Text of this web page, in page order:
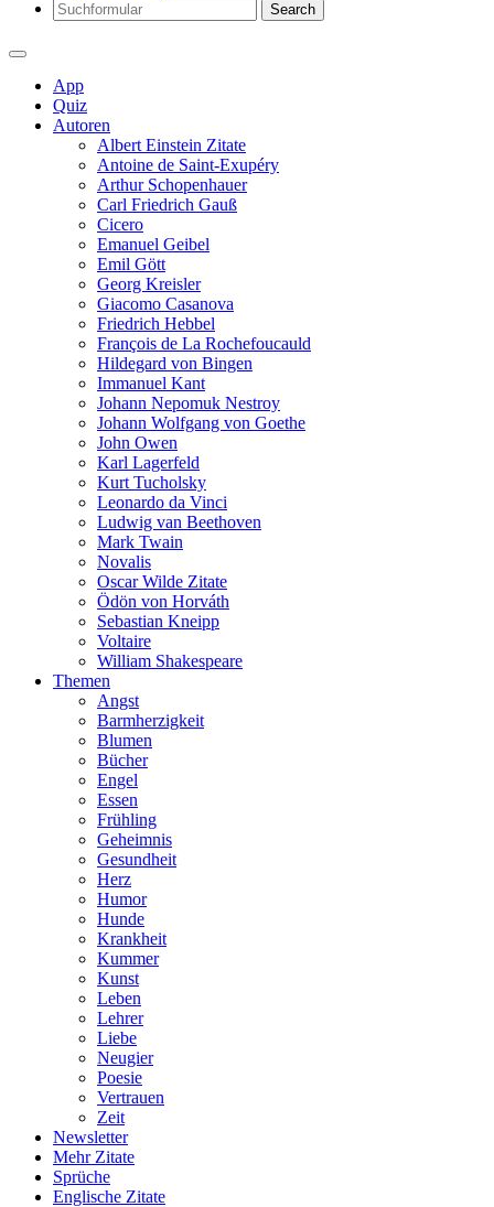
Search
App
Quiz
Autoren
Albert Einstein Zitate
Antoine de Saint-Exupéry
Arthur Schopenhauer
Carl Friedrich Gauß
Cicero
Emanuel Geibel
Emil Gött
Georg Kreisler
Giacomo Casanova
Friedrich Hebbel
François de La Rochefoucauld
Hildegard von Bingen
Immanuel Kant
Johann Nepomuk Nestroy
Johann Wolfgang von Goethe
John Owen
Karl Lagerfeld
Kurt Tucholsky
Leonardo da Vinci
Ludwig van Beethoven
Mark Twain
Novalis
Oscar Wilde Zitate
Ödön von Horváth
Sebastian Kneipp
Voltaire
William Shakespeare
Themen
Angst
Barmherzigkeit
Blumen
Bücher
Engel
Essen
Frühling
Geheimnis
Gesundheit
Herz
Humor
Hunde
Krankheit
Kummer
Kunst
Leben
Lehrer
Liebe
Neugier
Poesie
Vertrauen
Zeit
Newsletter
Mehr Zitate
Sprüche
Englische Zitate